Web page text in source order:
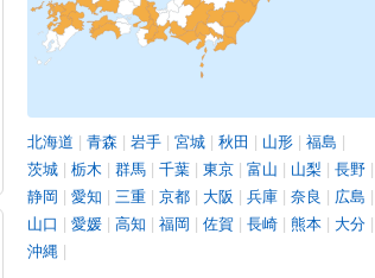
北海道 | 青森 | 岩手 | 宮城 | 秋田 | 山形 | 福島 |
茨城 | 栃木 | 群馬 | 千葉 | 東京 | 富山 | 山梨 | 長野 |
静岡 | 愛知 | 三重 | 京都 | 大阪 | 兵庫 | 奈良 | 広島 |
山口 | 愛媛 | 高知 | 福岡 | 佐賀 | 長崎 | 熊本 | 大分 |
沖縄 |